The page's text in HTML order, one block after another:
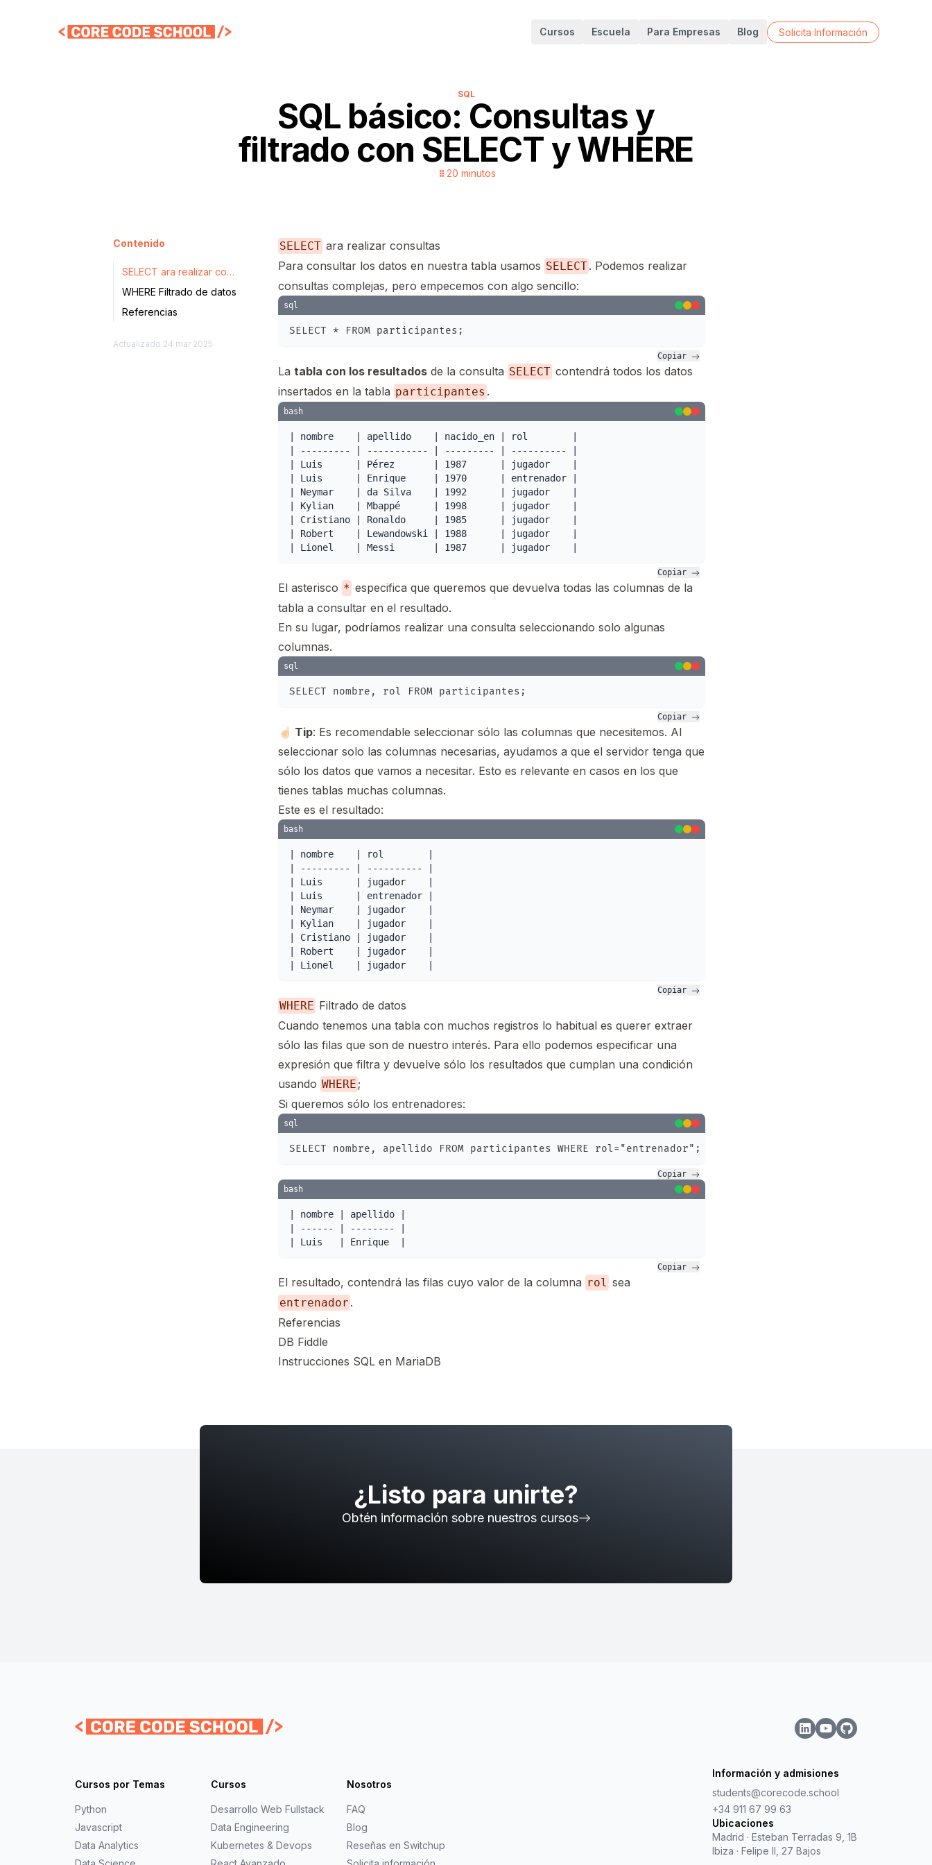
Cursos Escuela Para Empresas Blog Solicita Información
SQL
SQL básico: Consultas y
filtrado con SELECT y WHERE
20 minutos
Contenido
SELECT ara realizar consultas
WHERE Filtrado de datos
Referencias
Actualizado 24 mar 2025
SELECT ara realizar consultas
Para consultar los datos en nuestra tabla usamos SELECT. Podemos realizar
consultas complejas, pero empecemos con algo sencillo:
sql
Copiar
La tabla con los resultados de la consulta SELECT contendrá todos los datos
insertados en la tabla participantes .
bash
| nombre    | apellido    | nacido_en | rol        |
| --------- | ----------- | --------- | ---------- |
| Luis      | Pérez       | 1987      | jugador    |
| Luis      | Enrique     | 1970      | entrenador |
| Neymar    | da Silva    | 1992      | jugador    |
| Kylian    | Mbappé      | 1998      | jugador    |
| Cristiano | Ronaldo     | 1985      | jugador    |
| Robert    | Lewandowski | 1988      | jugador    |
Copiar
El asterisco * especifica que queremos que devuelva todas las columnas de la
tabla a consultar en el resultado.
En su lugar, podríamos realizar una consulta seleccionando solo algunas
columnas.
sql
Copiar
☝🏻 Tip: Es recomendable seleccionar sólo las columnas que necesitemos. Al
seleccionar solo las columnas necesarias, ayudamos a que el servidor tenga que
sólo los datos que vamos a necesitar. Esto es relevante en casos en los que
tienes tablas muchas columnas.
Este es el resultado:
bash
| nombre    | rol        |
| --------- | ---------- |
| Luis      | jugador    |
| Luis      | entrenador |
| Neymar    | jugador    |
| Kylian    | jugador    |
| Cristiano | jugador    |
| Robert    | jugador    |
Copiar
WHERE Filtrado de datos
Cuando tenemos una tabla con muchos registros lo habitual es querer extraer
sólo las filas que son de nuestro interés. Para ello podemos especificar una
expresión que filtra y devuelve sólo los resultados que cumplan una condición
usando WHERE ;
Si queremos sólo los entrenadores:
sql
Copiar
bash
| nombre | apellido |
| ------ | -------- |
Copiar
El resultado, contendrá las filas cuyo valor de la columna rol sea
entrenador .
Referencias
DB Fiddle
Instrucciones SQL en MariaDB
¿Listo para unirte?
Obtén información sobre nuestros cursos
Cursos por Temas
Python
Javascript
Data Analytics
Cursos
Desarrollo Web Fullstack
Data Engineering
Kubernetes & Devops
Nosotros
FAQ
Blog
Reseñas en Switchup
Información y admisiones
students@corecode.school
+34 911 67 99 63
Ubicaciones
Madrid · Esteban Terradas 9, 1B
Ibiza · Felipe II, 27 Bajos